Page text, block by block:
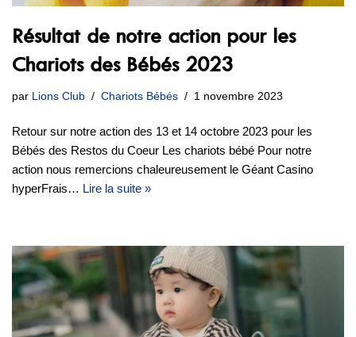
Résultat de notre action pour les
Chariots des Bébés 2023
par Lions Club Chariots Bébés 1 novembre 2023
Retour sur notre action des 13 et 14 octobre 2023 pour les
Bébés des Restos du Coeur Les chariots bébé Pour notre
action nous remercions chaleureusement le Géant Casino
hyperFrais… Lire la suite »